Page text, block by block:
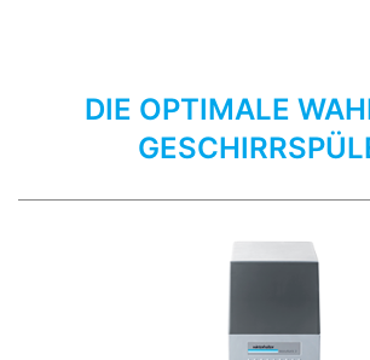
DIE OPTIMALE